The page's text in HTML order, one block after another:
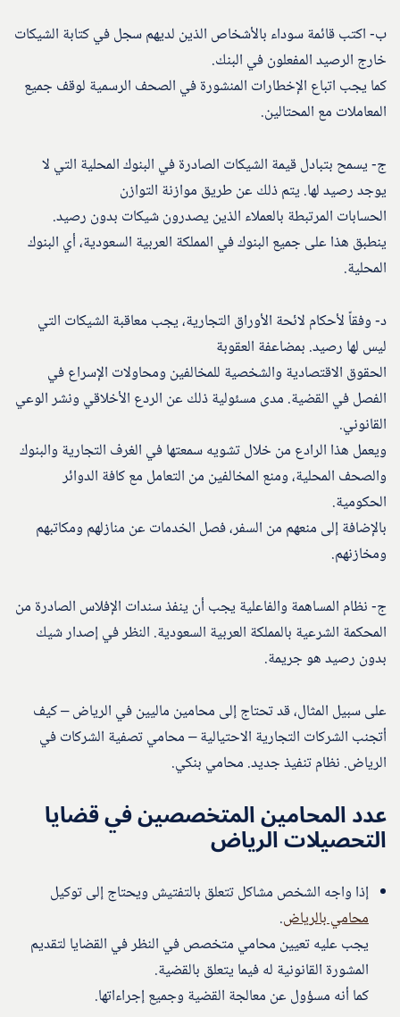
ب- اكتب قائمة سوداء بالأشخاص الذين لديهم سجل في كتابة الشيكات
خارج الرصيد المفعلون في البنك.
كما يجب اتباع الإخطارات المنشورة في الصحف الرسمية لوقف جميع
المعاملات مع المحتالين.
ج- يسمح بتبادل قيمة الشيكات الصادرة في البنوك المحلية التي لا
يوجد رصيد لها. يتم ذلك عن طريق موازنة التوازن
الحسابات المرتبطة بالعملاء الذين يصدرون شيكات بدون رصيد.
ينطبق هذا على جميع البنوك في المملكة العربية السعودية، أي البنوك
المحلية.
د- وفقاً لأحكام لائحة الأوراق التجارية، يجب معاقبة الشيكات التي
ليس لها رصيد. بمضاعفة العقوبة
الحقوق الاقتصادية والشخصية للمخالفين ومحاولات الإسراع في
الفصل في القضية. مدى مسئولية ذلك عن الردع الأخلاقي ونشر الوعي
القانوني.
ويعمل هذا الرادع من خلال تشويه سمعتها في الغرف التجارية والبنوك
والصحف المحلية، ومنع المخالفين من التعامل مع كافة الدوائر
الحكومية.
بالإضافة إلى منعهم من السفر، فصل الخدمات عن منازلهم ومكاتبهم
ومخازنهم.
ج- نظام المساهمة والفاعلية يجب أن ينفذ سندات الإفلاس الصادرة من
المحكمة الشرعية بالمملكة العربية السعودية. النظر في إصدار شيك
بدون رصيد هو جريمة.
على سبيل المثال، قد تحتاج إلى محامين ماليين في الرياض – كيف
أتجنب الشركات التجارية الاحتيالية – محامي تصفية الشركات في
الرياض. نظام تنفيذ جديد. محامي بنكي.
عدد المحامين المتخصصين في قضايا
التحصيلات الرياض
إذا واجه الشخص مشاكل تتعلق بالتفتيش ويحتاج إلى توكيل
محامي بالرياض.
يجب عليه تعيين محامي متخصص في النظر في القضايا لتقديم
المشورة القانونية له فيما يتعلق بالقضية.
كما أنه مسؤول عن معالجة القضية وجميع إجراءاتها.